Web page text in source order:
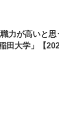
力が高いと
大学」【